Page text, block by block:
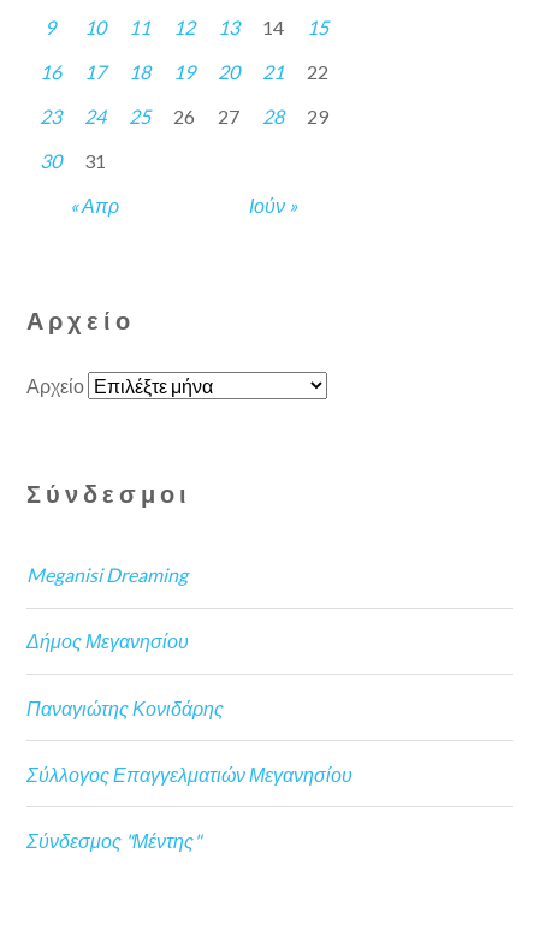
« Απρ Ιούν »
9
10 11 12 13 14
15
16
17 18 19 20 21
22
23
24 25 26 27 28
29
30
31
Αρχείο
Αρχείο
Σύνδεσμοι
Meganisi Dreaming
Δήμος Μεγανησίου
Παναγιώτης Κονιδάρης
Σύλλογος Επαγγελματιών Μεγανησίου
Σύνδεσμος "Μέντης"